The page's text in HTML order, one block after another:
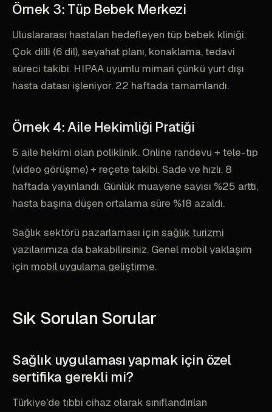
Örnek 3: Tüp Bebek Merkezi
Uluslararası hastaları hedefleyen tüp bebek kliniği.
Çok dilli (6 dil), seyahat planı, konaklama, tedavi
süreci takibi. HIPAA uyumlu mimari çünkü yurt dışı
hasta datası işleniyor. 22 haftada tamamlandı.
Örnek 4: Aile Hekimliği Pratiği
5 aile hekimi olan poliklinik. Online randevu + tele-tıp
(video görüşme) + reçete takibi. Sade ve hızlı. 8
haftada yayınlandı. Günlük muayene sayısı %25 arttı,
hasta başına düşen ortalama süre %18 azaldı.
Sağlık sektörü pazarlaması için sağlık turizmi
yazılarımıza da bakabilirsiniz. Genel mobil yaklaşım
için mobil uygulama geliştirme.
Sık Sorulan Sorular
Sağlık uygulaması yapmak için özel
sertifika gerekli mi?
Türkiye'de tıbbi cihaz olarak sınıflandırılan